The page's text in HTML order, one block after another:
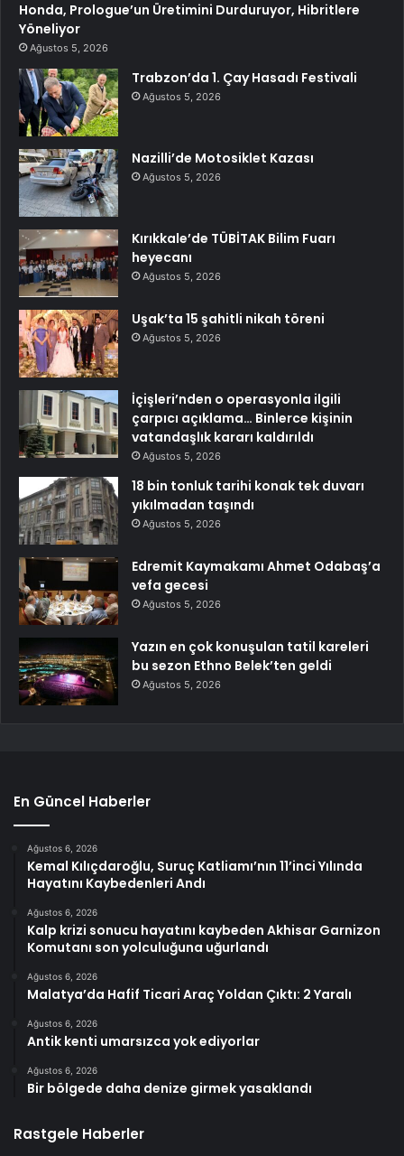
Honda, Prologue’un Üretimini Durduruyor, Hibritlere
Yöneliyor
Ağustos 5, 2026
Trabzon’da 1. Çay Hasadı Festivali
Ağustos 5, 2026
Nazilli’de Motosiklet Kazası
Ağustos 5, 2026
Kırıkkale’de TÜBİTAK Bilim Fuarı
heyecanı
Ağustos 5, 2026
Uşak’ta 15 şahitli nikah töreni
Ağustos 5, 2026
İçişleri’nden o operasyonla ilgili
çarpıcı açıklama… Binlerce kişinin
vatandaşlık kararı kaldırıldı
Ağustos 5, 2026
18 bin tonluk tarihi konak tek duvarı
yıkılmadan taşındı
Ağustos 5, 2026
Edremit Kaymakamı Ahmet Odabaş’a
vefa gecesi
Ağustos 5, 2026
Yazın en çok konuşulan tatil kareleri
bu sezon Ethno Belek’ten geldi
Ağustos 5, 2026
En Güncel Haberler
Ağustos 6, 2026
Kemal Kılıçdaroğlu, Suruç Katliamı’nın 11’inci Yılında
Hayatını Kaybedenleri Andı
Ağustos 6, 2026
Kalp krizi sonucu hayatını kaybeden Akhisar Garnizon
Komutanı son yolculuğuna uğurlandı
Ağustos 6, 2026
Malatya’da Hafif Ticari Araç Yoldan Çıktı: 2 Yaralı
Ağustos 6, 2026
Antik kenti umarsızca yok ediyorlar
Ağustos 6, 2026
Bir bölgede daha denize girmek yasaklandı
Rastgele Haberler